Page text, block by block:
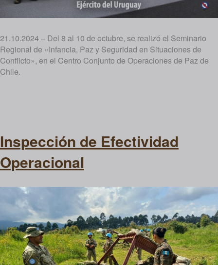
21.10.2024 – Del 8 al 10 de octubre, se realizó el Seminario
Regional de «Infancia, Paz y Seguridad en Situaciones de
Conflicto», en el Centro Conjunto de Operaciones de Paz de
Chile.
Inspección de Efectividad
Operacional